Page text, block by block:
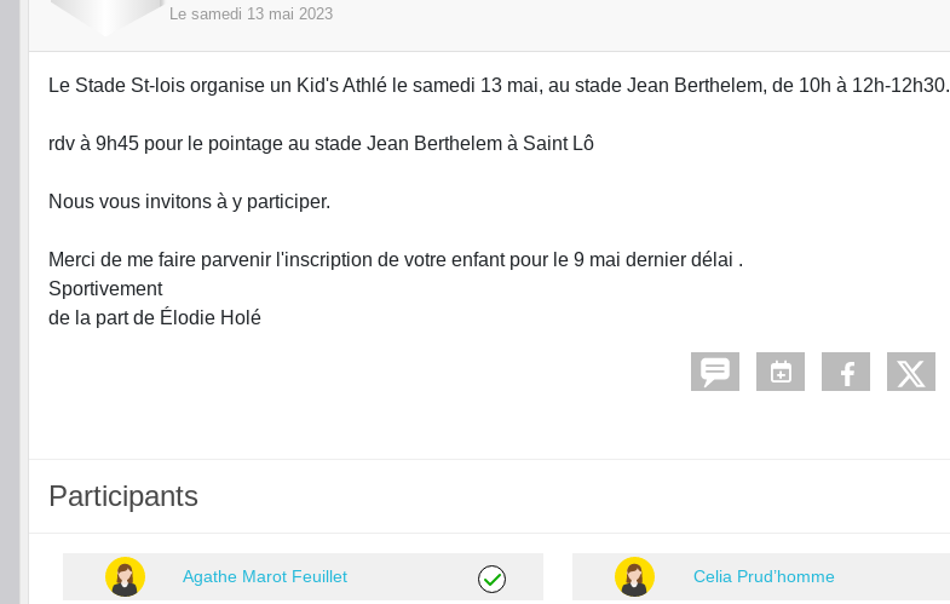
Le samedi 13 mai 2023
Le Stade St-lois organise un Kid's Athlé le samedi 13 mai, au stade Jean Berthelem, de 10h à 12h-12h30.
rdv à 9h45 pour le pointage au stade Jean Berthelem à Saint Lô
Nous vous invitons à y participer.
Merci de me faire parvenir l'inscription de votre enfant pour le 9 mai dernier délai .
Sportivement
de la part de Élodie Holé
Participants
Agathe Marot Feuillet Celia Prud’homme